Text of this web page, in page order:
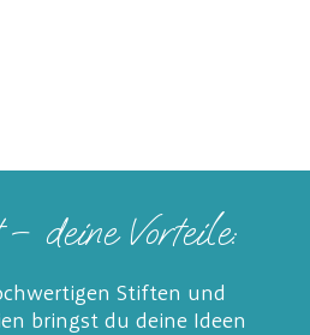
deine Vorteile:
Stiften und
bringst du deine Ideen